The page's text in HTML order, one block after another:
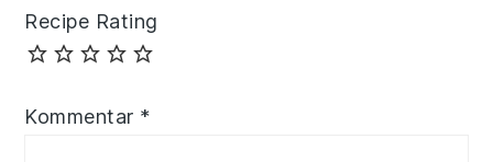
Recipe Rating
Kommentar *